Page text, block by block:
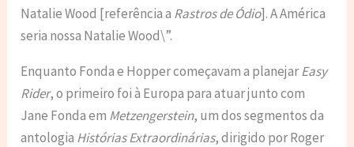
Natalie Wood [referência a Rastros de Ódio]. A América
seria nossa Natalie Wood\”.
Enquanto Fonda e Hopper começavam a planejarEasy
Rider, o primeiro foi à Europa para atuar junto com
Jane Fonda em Metzengerstein, um dos segmentos da
antologia Histórias Extraordinárias, dirigido por Roger